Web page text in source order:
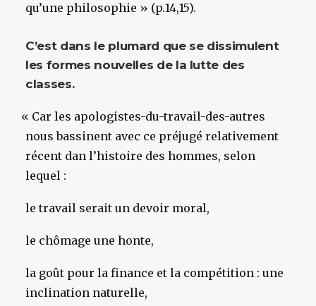
qu’une philosophie » (p.14,15).
C’est dans le plumard que se dissimulent
les formes nouvelles de la lutte des
classes.
« Car les apologistes-du-travail-des-autres
nous bassinent avec ce préjugé relativement
récent dan l’histoire des hommes, selon
lequel :
le travail serait un devoir moral,
le chômage une honte,
la goût pour la finance et la compétition : une
inclination naturelle,